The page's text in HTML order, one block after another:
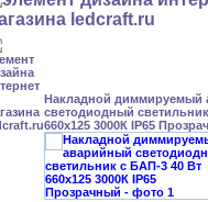
Накладной диммируемый
светодиодный
660x125 3000К IP65